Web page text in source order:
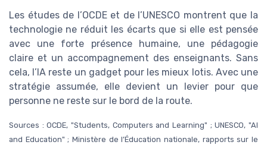
Les études de l’OCDE et de l’UNESCO montrent que la
technologie ne réduit les écarts que si elle est pensée
avec une forte présence humaine, une pédagogie
claire et un accompagnement des enseignants. Sans
cela, l’IA reste un gadget pour les mieux lotis. Avec une
stratégie assumée, elle devient un levier pour que
personne ne reste sur le bord de la route.
Sources : OCDE, "Students, Computers and Learning" ; UNESCO, "AI
and Education" ; Ministère de l’Éducation nationale, rapports sur le